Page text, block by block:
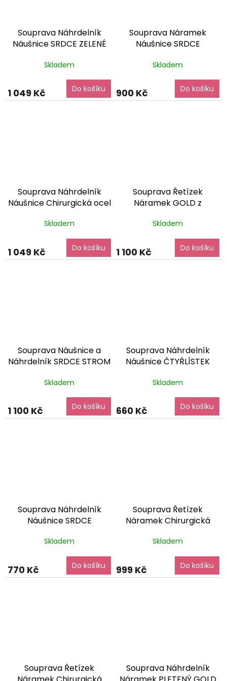
Souprava Náhrdelník
Náušnice SRDCE ZELENÉ
SET250128dárkové balení
zdarma
Skladem
1 049 Kč Do košíku
Souprava Náramek
Náušnice SRDCE
SET250115dárkové balení
zdarma
Skladem
900 Kč Do košíku
Souprava Náhrdelník
Náušnice Chirurgická ocel
balení zdarma
Skladem
1 049 Kč Do košíku
Souprava Řetízek
Náramek GOLD z
SET240277dárkové
balení zdarma
Skladem
1 100 Kč Do košíku
Souprava Náušnice a
Náhrdelník SRDCE STROM
ocel SET241272
balení zdarma
Skladem
1 100 Kč Do košíku
Souprava Náhrdelník
Náušnice ČTYŘLÍSTEK
SET240230dárkové
balení zdarma
Skladem
660 Kč Do košíku
Souprava Náhrdelník
Náušnice SRDCE
SET240229dárkové
balení zdarma
Skladem
770 Kč Do košíku
Souprava Řetízek
Náramek Chirurgická
balení zdarma
Skladem
999 Kč Do košíku
Souprava Řetízek
Souprava Náhrdelník